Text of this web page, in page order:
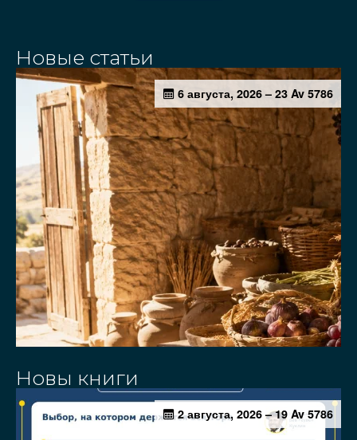
Новые статьи
Новы книги